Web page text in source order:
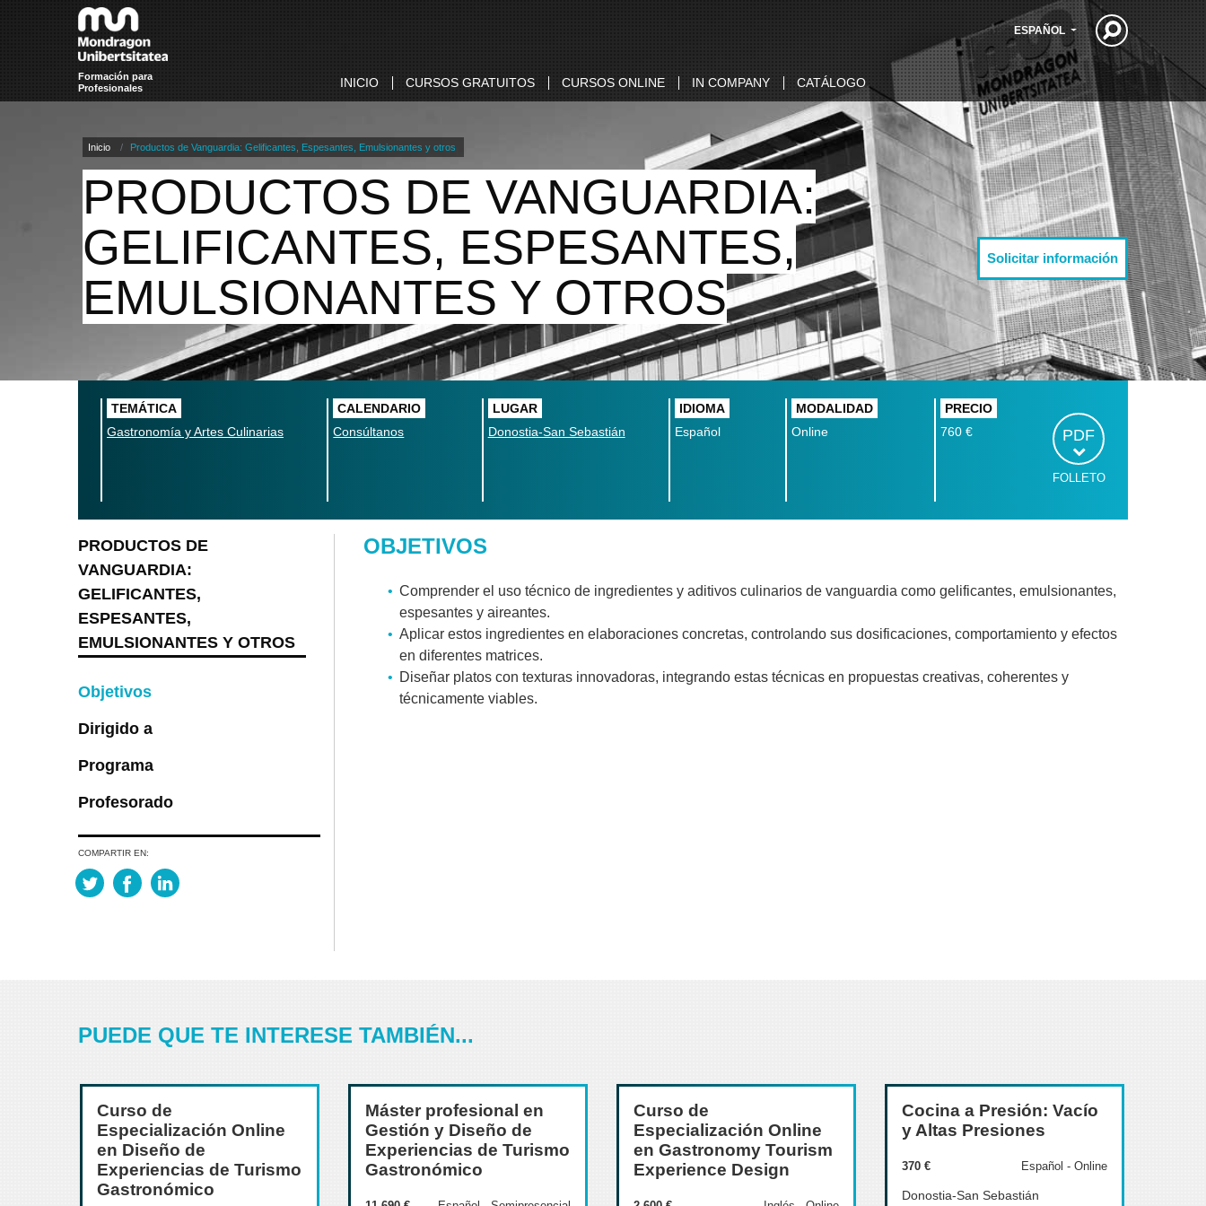
Formación para
Profesionales
ESPAÑOL
INICIO CURSOS GRATUITOS CURSOS ONLINE IN COMPANY CATÁLOGO
Inicio Productos de Vanguardia: Gelificantes, Espesantes, Emulsionantes y otros
PRODUCTOS DE VANGUARDIA:
GELIFICANTES, ESPESANTES,
EMULSIONANTES Y OTROS
Solicitar información
TEMÁTICA
Gastronomía y Artes Culinarias
CALENDARIO
Consúltanos
LUGAR
Donostia-San Sebastián
IDIOMA
Español
MODALIDAD
Online
PRECIO
760 €
PDF
FOLLETO
PRODUCTOS DE
VANGUARDIA:
GELIFICANTES,
ESPESANTES,
EMULSIONANTES Y OTROS
Objetivos
Dirigido a
Programa
Profesorado
COMPARTIR EN:
OBJETIVOS
Comprender el uso técnico de ingredientes y aditivos culinarios de vanguardia como gelificantes, emulsionantes,
espesantes y aireantes.
Aplicar estos ingredientes en elaboraciones concretas, controlando sus dosificaciones, comportamiento y efectos
en diferentes matrices.
Diseñar platos con texturas innovadoras, integrando estas técnicas en propuestas creativas, coherentes y
técnicamente viables.
PUEDE QUE TE INTERESE TAMBIÉN...
Curso de
Especialización Online
en Diseño de
Experiencias de Turismo
Gastronómico
Máster profesional en
Gestión y Diseño de
Experiencias de Turismo
Gastronómico
Curso de
Especialización Online
en Gastronomy Tourism
Experience Design
Cocina a Presión: Vacío
y Altas Presiones
370 € Español - Online
Donostia-San Sebastián